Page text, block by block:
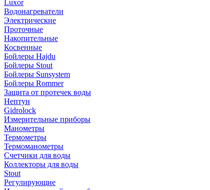
Luxor
Водонагреватели
Электрические
Проточные
Накопительные
Косвенные
Бойлеры Hajdu
Бойлеры Stout
Бойлеры Sunsystem
Бойлеры Rommer
Защита от протечек воды
Нептун
Gidrolock
Измерительные приборы
Манометры
Термометры
Термоманометры
Счетчики для воды
Коллекторы для воды
Stout
Регулирующие